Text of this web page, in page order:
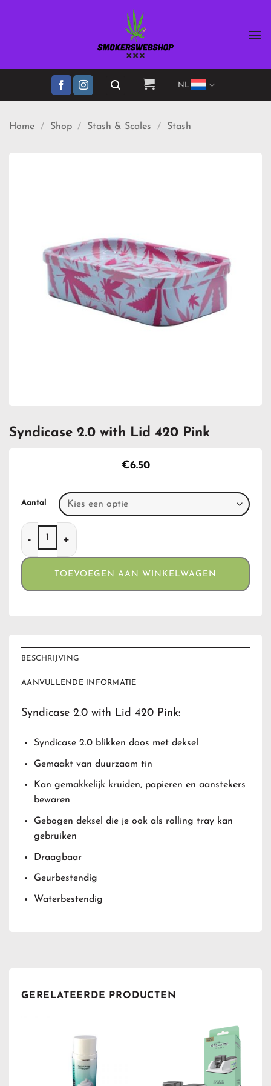
NL
Home / Shop / Stash & Scales / Stash
Syndicase 2.0 with Lid 420 Pink
€6.50
Aantal
Syndicase 2.0 with Lid 420 Pink aantal
TOEVOEGEN AAN WINKELWAGEN
BESCHRIJVING
AANVULLENDE INFORMATIE
Syndicase 2.0 with Lid 420 Pink:
Syndicase 2.0 blikken doos met deksel
Gemaakt van duurzaam tin
Kan gemakkelijk kruiden, papieren en aanstekers
bewaren
Gebogen deksel die je ook als rolling tray kan
gebruiken
Draagbaar
Geurbestendig
Waterbestendig
GERELATEERDE PRODUCTEN